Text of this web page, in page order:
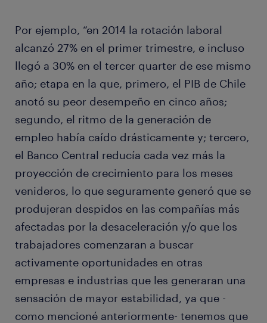
Por ejemplo, “en 2014 la rotación laboral
alcanzó 27% en el primer trimestre, e incluso
llegó a 30% en el tercer quarter de ese mismo
año; etapa en la que, primero, el PIB de Chile
anotó su peor desempeño en cinco años;
segundo, el ritmo de la generación de
empleo había caído drásticamente y; tercero,
el Banco Central reducía cada vez más la
proyección de crecimiento para los meses
venideros, lo que seguramente generó que se
produjeran despidos en las compañías más
afectadas por la desaceleración y/o que los
trabajadores comenzaran a buscar
activamente oportunidades en otras
empresas e industrias que les generaran una
sensación de mayor estabilidad, ya que -
como mencioné anteriormente- tenemos que